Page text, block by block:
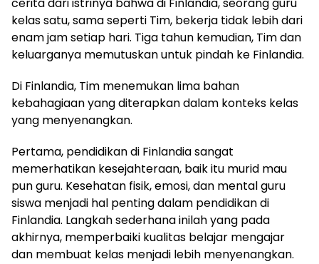
cerita dari istrinya bahwa di Finlandia, seorang guru
kelas satu, sama seperti Tim, bekerja tidak lebih dari
enam jam setiap hari. Tiga tahun kemudian, Tim dan
keluarganya memutuskan untuk pindah ke Finlandia.
Di Finlandia, Tim menemukan lima bahan
kebahagiaan yang diterapkan dalam konteks kelas
yang menyenangkan.
Pertama, pendidikan di Finlandia sangat
memerhatikan kesejahteraan, baik itu murid mau
pun guru. Kesehatan fisik, emosi, dan mental guru
siswa menjadi hal penting dalam pendidikan di
Finlandia. Langkah sederhana inilah yang pada
akhirnya, memperbaiki kualitas belajar mengajar
dan membuat kelas menjadi lebih menyenangkan.